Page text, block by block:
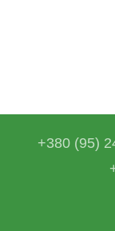
+380 (95)